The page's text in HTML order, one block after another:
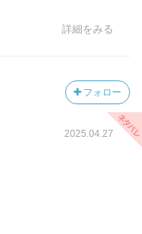
詳細をみる
フォロー
2025.04.27